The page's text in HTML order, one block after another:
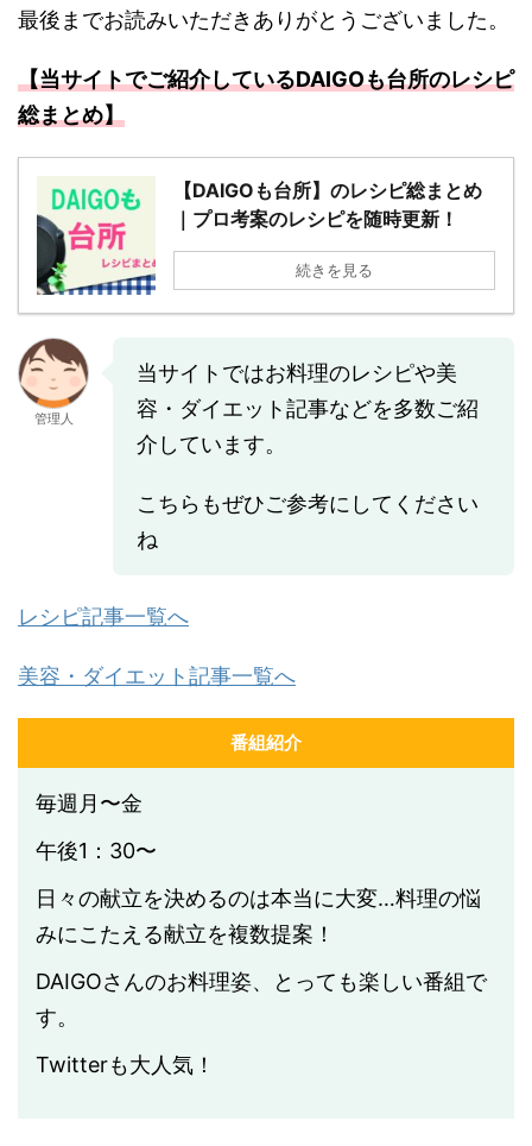
最後までお読みいただきありがとうございました。
【当サイトでご紹介しているDAIGOも台所のレシピ
総まとめ】
【DAIGOも台所】のレシピ総まとめ
｜プロ考案のレシピを随時更新！
続きを見る
管理人
当サイトではお料理のレシピや美
容・ダイエット記事などを多数ご紹
介しています。
こちらもぜひご参考にしてください
ね
レシピ記事一覧へ
美容・ダイエット記事一覧へ
番組紹介
毎週月〜金
午後1：30〜
日々の献立を決めるのは本当に大変…料理の悩
みにこたえる献立を複数提案！
DAIGOさんのお料理姿、とっても楽しい番組で
す。
Twitterも大人気！